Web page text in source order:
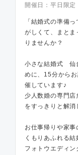
開催日： 平日限
「結婚式の準備
がしくて、まと
りませんか？
小さな結婚式 仙
めに、15分から
催しています♪
少人数婚の専門
をすっきりと解
お仕事帰りや家
くもりあふれる
フォトウエディン